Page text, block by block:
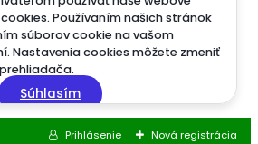
Používaním našich stránok
súborov cookie na vašom
Nastavenia cookies môžete zmeniť
Súhlasím
Prihlásenie Nová registrácia